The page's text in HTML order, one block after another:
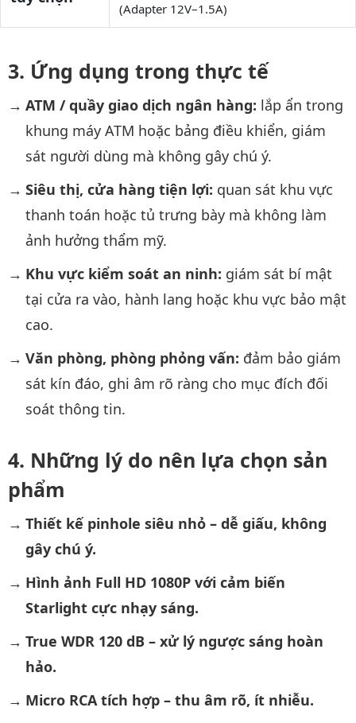
(Adapter 12V–1.5A)
Ứng dụng trong thực tế
ATM / quầy giao dịch ngân hàng: lắp ẩn trong
khung máy ATM hoặc bảng điều khiển, giám
sát người dùng mà không gây chú ý.
Siêu thị, cửa hàng tiện lợi: quan sát khu vực
thanh toán hoặc tủ trưng bày mà không làm
ảnh hưởng thẩm mỹ.
Khu vực kiểm soát an ninh: giám sát bí mật
tại cửa ra vào, hành lang hoặc khu vực bảo mật
cao.
Văn phòng, phòng phỏng vấn: đảm bảo giám
sát kín đáo, ghi âm rõ ràng cho mục đích đối
soát thông tin.
Những lý do nên lựa chọn sản
phẩm
Thiết kế pinhole siêu nhỏ – dễ giấu, không
gây chú ý.
Hình ảnh Full HD 1080P với cảm biến
Starlight cực nhạy sáng.
True WDR 120 dB – xử lý ngược sáng hoàn
hảo.
Micro RCA tích hợp – thu âm rõ, ít nhiễu.